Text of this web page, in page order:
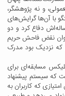
و نه پژوهشگر،
با آن‌ها گرایش‌های
آشکار کند. وی در سال 1968 از رساله‌اش دفاع کرد و دو
نقض فاحش حریم
نزدیک بود مدرک
نتفلیکس مسابقه‌ای برای
که سیستم پیشنهاد
که کاربران به